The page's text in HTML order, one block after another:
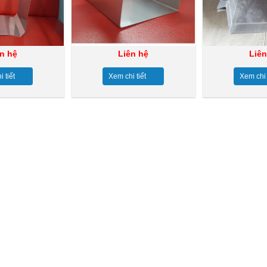
hệ
tiết
Liên hệ
Xem chi tiết Xem